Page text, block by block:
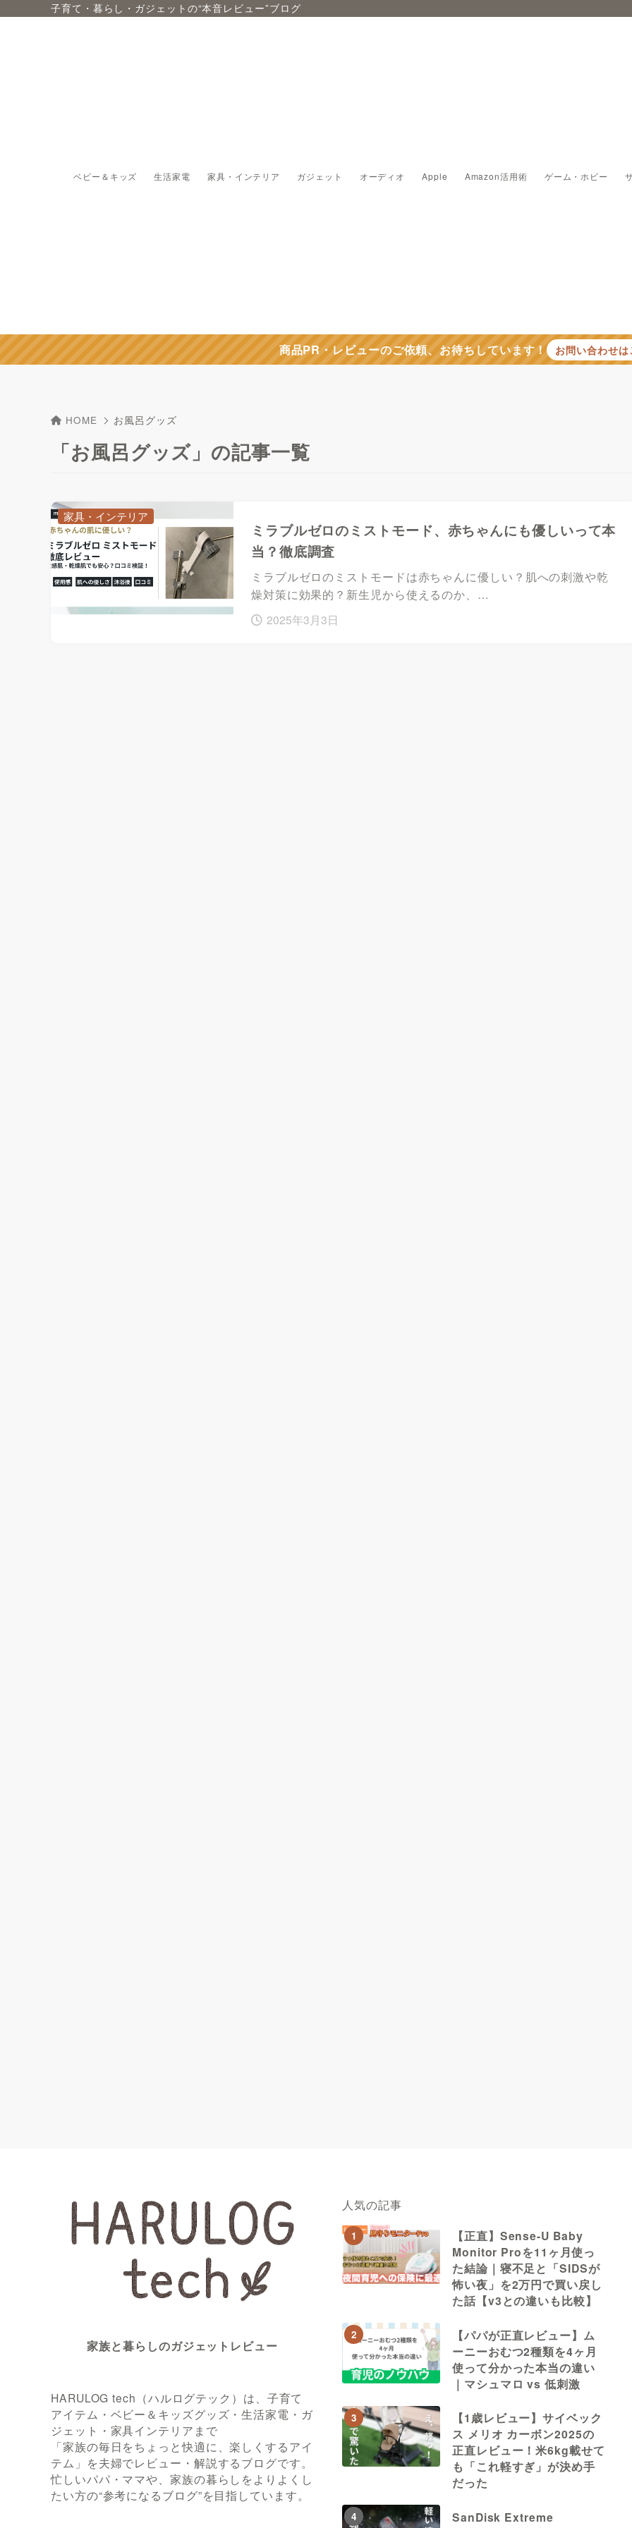
子育て・暮らし・ガジェットの“本音レビュー”ブログ
ベビー＆キッズ 生活家電 家具・インテリア ガジェット オーディオ Apple Amazon活用術 ゲーム・ホビー
商品PR・レビューのご依頼、お待ちしています！ お問い合わせは
HOME お風呂グッズ
「お風呂グッズ」の記事一覧
ミラブルゼロのミストモード、赤ちゃんにも優しいって本
当？徹底調査
ミラブルゼロのミストモードは赤ちゃんに優しい？肌への刺激や乾
燥対策に効果的？新生児から使えるのか、…
2025年3月3日
家具・インテリア
家族と暮らしのガジェットレビュー
HARULOG tech（ハルログテック）は、子育て
アイテム・ベビー＆キッズグッズ・生活家電・ガ
ジェット・家具インテリアまで
「家族の毎日をちょっと快適に、楽しくするアイ
テム」を夫婦でレビュー・解説するブログです。
忙しいパパ・ママや、家族の暮らしをよりよくし
たい方の“参考になるブログ”を目指しています。
人気の記事
1
【正直】Sense-U Baby
Monitor Proを11ヶ月使っ
た結論｜寝不足と「SIDSが
怖い夜」を2万円で買い戻し
た話【v3との違いも比較】
2
【パパが正直レビュー】ム
ーニーおむつ2種類を4ヶ月
使って分かった本当の違い
｜マシュマロ vs 低刺激
3
【1歳レビュー】サイベック
ス メリオ カーボン2025の
正直レビュー！米6kg載せて
も「これ軽すぎ」が決め手
だった
4
SanDisk Extreme